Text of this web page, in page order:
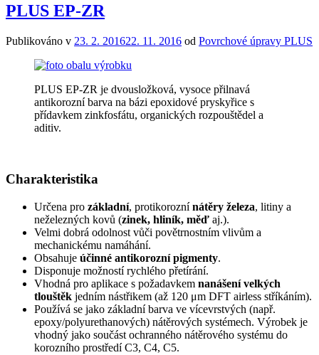
PLUS EP-ZR
Publikováno v 23. 2. 201622. 11. 2016 od Povrchové úpravy PLUS
PLUS EP-ZR je dvousložková, vysoce přilnavá
antikorozní barva na bázi epoxidové pryskyřice s
přídavkem zinkfosfátu, organických rozpouštědel a
aditiv.
Charakteristika
Určena pro základní, protikorozní nátěry železa, litiny a
neželezných kovů (zinek, hliník, měď aj.).
Velmi dobrá odolnost vůči povětrnostním vlivům a
mechanickému namáhání.
Obsahuje účinné antikorozní pigmenty.
Disponuje možností rychlého přetírání.
Vhodná pro aplikace s požadavkem nanášení velkých
tlouštěk jedním nástřikem (až 120 μm DFT airless stříkáním).
Používá se jako základní barva ve vícevrstvých (např.
epoxy/polyurethanových) nátěrových systémech. Výrobek je
vhodný jako součást ochranného nátěrového systému do
korozního prostředí C3, C4, C5.